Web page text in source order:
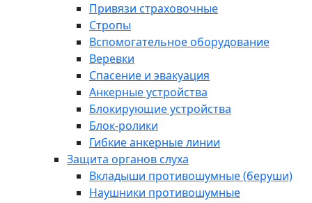
Привязи страховочные
Стропы
Вспомогательное оборудование
Веревки
Спасение и эвакуация
Анкерные устройства
Блокирующие устройства
Блок-ролики
Гибкие анкерные линии
Защита органов слуха
Вкладыши противошумные (беруши)
Наушники противошумные